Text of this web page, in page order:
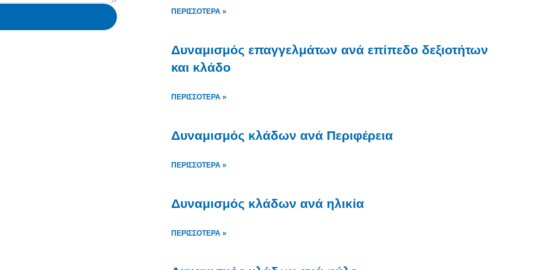
ΠΕΡΙΣΣΌΤΕΡΑ »
Δυναμισμός επαγγελμάτων ανά επίπεδο δεξιοτήτων
και κλάδο
ΠΕΡΙΣΣΌΤΕΡΑ »
Δυναμισμός κλάδων ανά Περιφέρεια
ΠΕΡΙΣΣΌΤΕΡΑ »
Δυναμισμός κλάδων ανά ηλικία
ΠΕΡΙΣΣΌΤΕΡΑ »